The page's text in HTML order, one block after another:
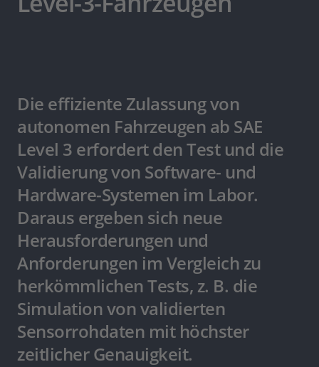
Die effiziente Zulassung von
autonomen Fahrzeugen ab SAE
Level 3 erfordert den Test und die
Validierung von Software- und
Hardware-Systemen im Labor.
Daraus ergeben sich neue
Herausforderungen und
Anforderungen im Vergleich zu
herkömmlichen Tests, z. B. die
Simulation von validierten
Sensorrohdaten mit höchster
zeitlicher Genauigkeit.